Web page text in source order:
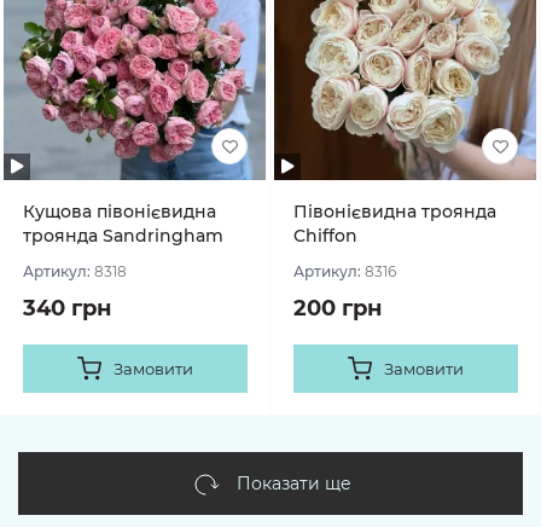
Кущова півонієвидна
троянда Sandringham
Артикул: 8318
340 грн
Замовити
Півонієвидна троянда
Chiffon
Артикул: 8316
200 грн
Замовити
Показати ще